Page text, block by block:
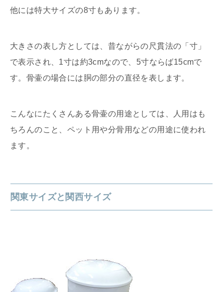
他には特大サイズの8寸もあります。
大きさの表し方としては、昔ながらの尺貫法の「寸」
で表示され、1寸は約3cmなので、5寸ならば15cmで
す。骨壷の場合には胴の部分の直径を表します。
こんなにたくさんある骨壷の用途としては、人用はも
ちろんのこと、ペット用や分骨用などの用途に使われ
ます。
関東サイズと関西サイズ